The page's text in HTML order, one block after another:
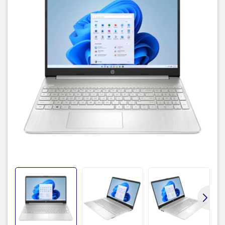
phòng để bạn có thể dễ dàng mang theo bên mình mọi lúc mọi nơi.